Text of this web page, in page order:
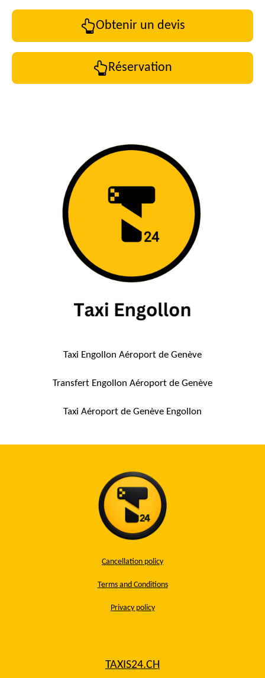
Obtenir un devis
Réservation
Taxi Engollon Aéroport de Genève
Transfert Engollon Aéroport de Genève
Taxi Aéroport de Genève Engollon
Cancellation policy
Terms and Conditions
Privacy policy
TAXIS24.CH